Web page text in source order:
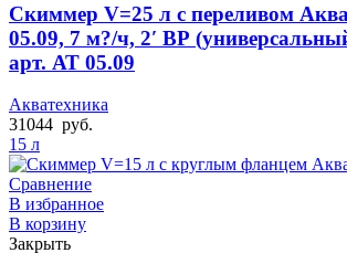
Скиммер V=25 л с переливом
05.09, 7 м?/ч, 2′ ВР
арт. АТ 05.09
Акватехника
31044 руб.
15 л
Сравнение
В избранное
В корзину
Закрыть